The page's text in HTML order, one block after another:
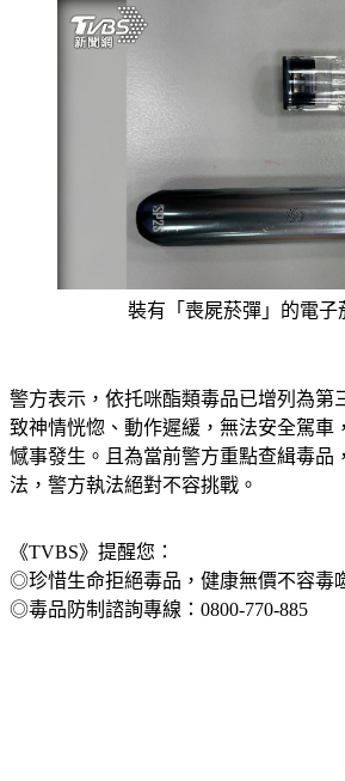
裝有「喪屍菸彈」的電子
警方表示，依托咪酯類毒品已增列為第
致神情恍惚、動作遲緩，無法安全駕車
憾事發生。且為當前警方重點查緝毒品
法，警方執法絕對不容挑戰。
《TVBS》提醒您：
◎珍惜生命拒絕毒品，健康無價不容毒
◎毒品防制諮詢專線：0800-770-885